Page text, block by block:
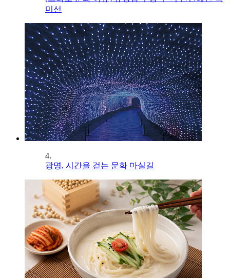
미선
4.
광명, 시간을 걷는 문화 마실길